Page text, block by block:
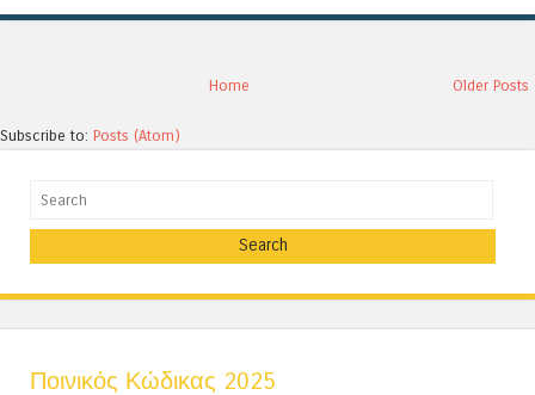
Older Posts
Home
Subscribe to: Posts (Atom)
Search
Ποινικός Κώδικας 2025